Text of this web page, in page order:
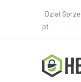
Dział
pt